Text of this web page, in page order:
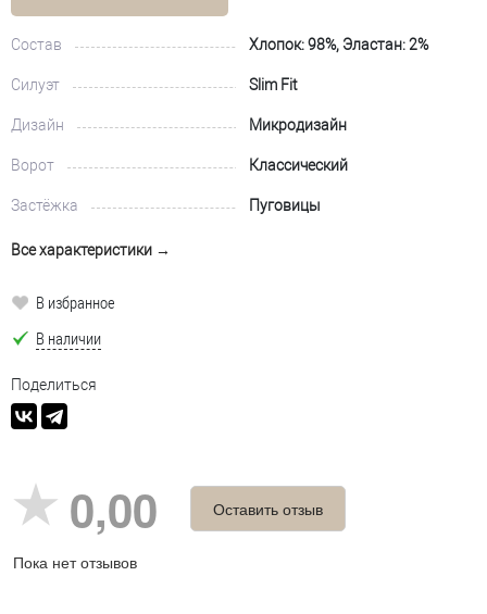
Состав Хлопок: 98%, Эластан: 2%
Силуэт Slim Fit
Дизайн Микродизайн
Ворот Классический
Застёжка Пуговицы
Все характеристики →
В избранное
В наличии
Поделиться
0,00
Пока нет отзывов
Оставить отзыв